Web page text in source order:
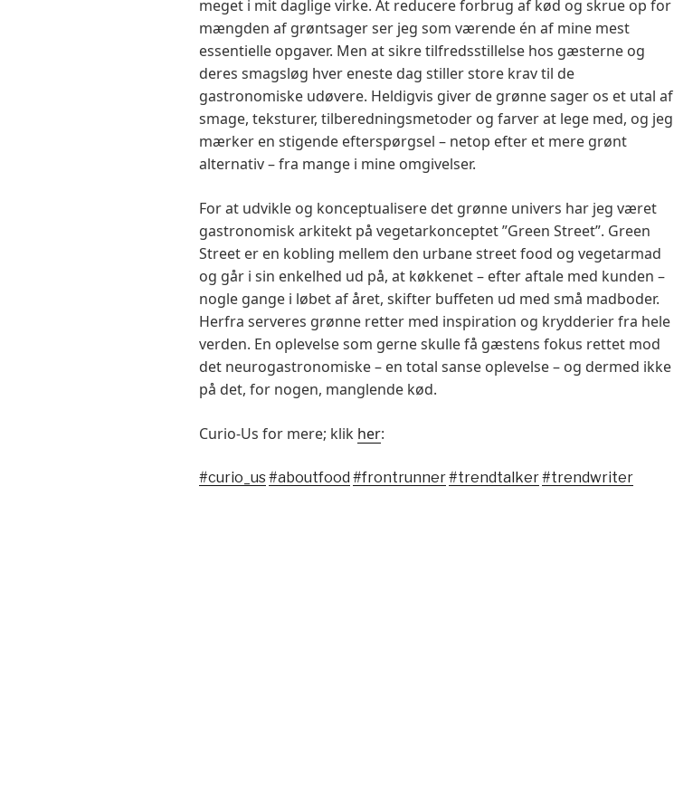
meget i mit daglige virke. At reducere forbrug af kød og skrue op for
mængden af grøntsager ser jeg som værende én af mine mest
essentielle opgaver. Men at sikre tilfredsstillelse hos gæsterne og
deres smagsløg hver eneste dag stiller store krav til de
gastronomiske udøvere. Heldigvis giver de grønne sager os et utal af
smage, teksturer, tilberedningsmetoder og farver at lege med, og jeg
mærker en stigende efterspørgsel – netop efter et mere grønt
alternativ – fra mange i mine omgivelser.
For at udvikle og konceptualisere det grønne univers har jeg været
gastronomisk arkitekt på vegetarkonceptet ”Green Street”. Green
Street er en kobling mellem den urbane street food og vegetarmad
og går i sin enkelhed ud på, at køkkenet – efter aftale med kunden –
nogle gange i løbet af året, skifter buffeten ud med små madboder.
Herfra serveres grønne retter med inspiration og krydderier fra hele
verden. En oplevelse som gerne skulle få gæstens fokus rettet mod
det neurogastronomiske – en total sanse oplevelse – og dermed ikke
på det, for nogen, manglende kød.
Curio-Us for mere; klik her:
#curio_us#aboutfood #frontrunner#trendtalker#trendwriter